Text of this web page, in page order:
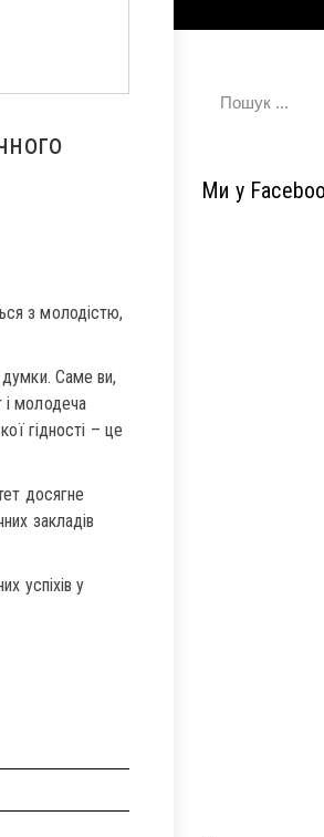
з молодістю,
думки. Саме ви,
і молодеча
гідності – це
досягне
закладів
успіхів у
Ми у